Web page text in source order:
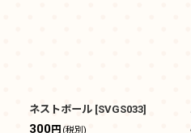
ネストボール [SVGS033]
300円 (税別)